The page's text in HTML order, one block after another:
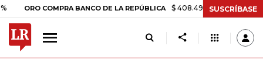
ORO COMPRA BANCO DE LA REPÚBLICA $ 408.498,97 +$ 8.753,81
SUSCRÍBASE